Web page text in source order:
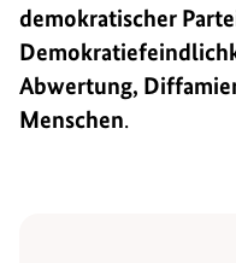
demokratischer
Abwertung,
Menschen.